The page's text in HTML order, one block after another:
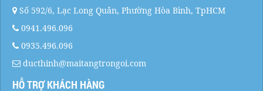
Số 592/6, Lạc Long Quân, Phường Hòa Bình, TpHCM
0941.496.096
0935.496.096
ducthinh@maitangtrongoi.com
HỖ TRỢ KHÁCH HÀNG